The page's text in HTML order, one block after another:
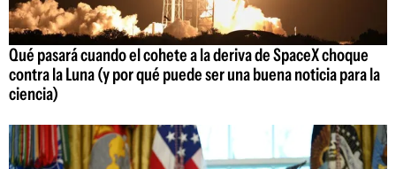
Qué pasará cuando el cohete a la deriva de SpaceX choque
contra la Luna (y por qué puede ser una buena noticia para la
ciencia)